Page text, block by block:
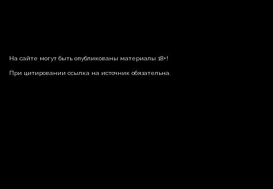
На сайте могут быть опубликованы материалы 18+!
При цитировании ссылка на источник обязательна.